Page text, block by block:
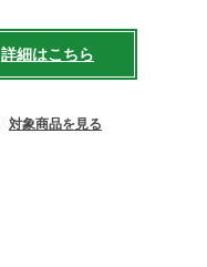
詳細はこちら
対象商品を見る